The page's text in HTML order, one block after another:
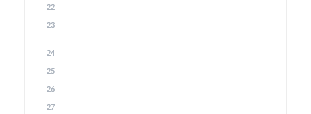
22
23
24
25
26
27